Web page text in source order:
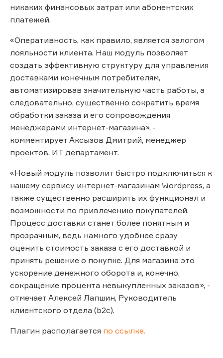
никаких финансовых затрат или абонентских
платежей.
«Оперативность, как правило, является залогом
лояльности клиента. Наш модуль позволяет
создать эффективную структуру для управления
доставками конечным потребителям,
автоматизировав значительную часть работы, а
следовательно, существенно сократить время
обработки заказа и его сопровождения
менеджерами интернет-магазина», -
комментирует Аксызов Дмитрий, менеджер
проектов, ИТ департамент.
«Новый модуль позволит быстро подключиться к
нашему сервису интернет-магазинам Wordpress, а
также существенно расширить их функционал и
возможности по привлечению покупателей.
Процесс доставки станет более понятным и
прозрачным, ведь намного удобнее сразу
оценить стоимость заказа с его доставкой и
принять решение о покупке. Для магазина это
ускорение денежного оборота и, конечно,
сокращение процента невыкупленных заказов», -
отмечает Алексей Лапшин, Руководитель
клиентского отдела (b2c).
Плагин располагается по ссылке.